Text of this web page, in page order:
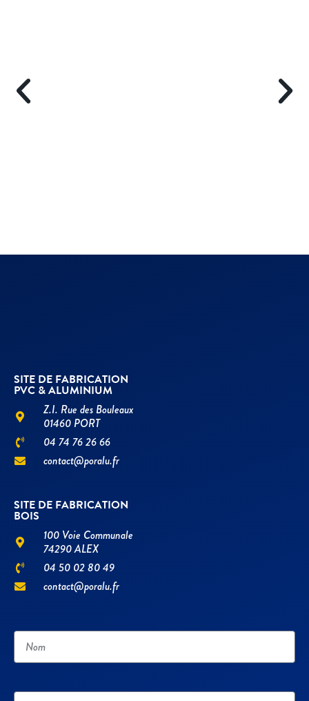
SITE DE FABRICATION
PVC & ALUMINIUM
Z.I. Rue des Bouleaux
01460 PORT
04 74 76 26 66
contact@poralu.fr
SITE DE FABRICATION
BOIS
100 Voie Communale
74290 ALEX
04 50 02 80 49
contact@poralu.fr